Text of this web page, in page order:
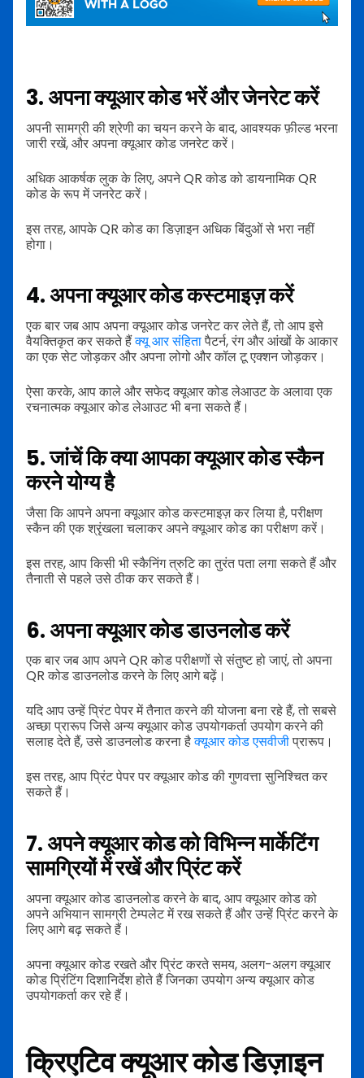
3. अपना क्यूआर कोड भरें और जेनरेट करें
अपनी सामग्री की श्रेणी का चयन करने के बाद, आवश्यक फ़ील्ड भरना
जारी रखें, और अपना क्यूआर कोड जनरेट करें।
अधिक आकर्षक लुक के लिए, अपने QR कोड को डायनामिक QR
कोड के रूप में जनरेट करें।
इस तरह, आपके QR कोड का डिज़ाइन अधिक बिंदुओं से भरा नहीं
होगा।
4. अपना क्यूआर कोड कस्टमाइज़ करें
एक बार जब आप अपना क्यूआर कोड जनरेट कर लेते हैं, तो आप इसे
वैयक्तिकृत कर सकते हैंक्यू आर संहितापैटर्न, रंग और आंखों के आकार
का एक सेट जोड़कर और अपना लोगो और कॉल टू एक्शन जोड़कर।
ऐसा करके, आप काले और सफेद क्यूआर कोड लेआउट के अलावा एक
रचनात्मक क्यूआर कोड लेआउट भी बना सकते हैं।
5. जांचें कि क्या आपका क्यूआर कोड स्कैन
करने योग्य है
जैसा कि आपने अपना क्यूआर कोड कस्टमाइज़ कर लिया है, परीक्षण
स्कैन की एक श्रृंखला चलाकर अपने क्यूआर कोड का परीक्षण करें।
इस तरह, आप किसी भी स्कैनिंग त्रुटि का तुरंत पता लगा सकते हैं और
तैनाती से पहले उसे ठीक कर सकते हैं।
6. अपना क्यूआर कोड डाउनलोड करें
एक बार जब आप अपने QR कोड परीक्षणों से संतुष्ट हो जाएं, तो अपना
QR कोड डाउनलोड करने के लिए आगे बढ़ें।
यदि आप उन्हें प्रिंट पेपर में तैनात करने की योजना बना रहे हैं, तो सबसे
अच्छा प्रारूप जिसे अन्य क्यूआर कोड उपयोगकर्ता उपयोग करने की
सलाह देते हैं, उसे डाउनलोड करना हैक्यूआर कोड एसवीजीप्रारूप।
इस तरह, आप प्रिंट पेपर पर क्यूआर कोड की गुणवत्ता सुनिश्चित कर
सकते हैं।
7. अपने क्यूआर कोड को विभिन्न मार्केटिंग
सामग्रियों में रखें और प्रिंट करें
अपना क्यूआर कोड डाउनलोड करने के बाद, आप क्यूआर कोड को
अपने अभियान सामग्री टेम्पलेट में रख सकते हैं और उन्हें प्रिंट करने के
लिए आगे बढ़ सकते हैं।
अपना क्यूआर कोड रखते और प्रिंट करते समय, अलग-अलग क्यूआर
कोड प्रिंटिंग दिशानिर्देश होते हैं जिनका उपयोग अन्य क्यूआर कोड
उपयोगकर्ता कर रहे हैं।
क्रिएटिव क्यूआर कोड डिज़ाइन